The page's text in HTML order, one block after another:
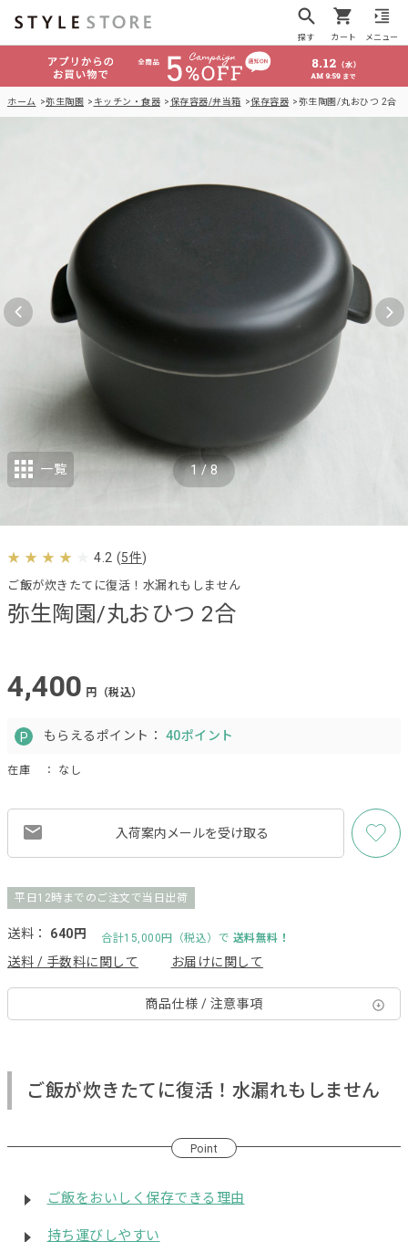
探す カート メニュー
ホーム 弥生陶園 キッチン・食器 保存容器/弁当箱 保存容器 弥生陶園/丸おひつ 2合
弥生陶園/丸おひつ 2合
ご飯が炊きたてに復活！水漏れもしません
4.2 (5件)
4,400 円（税込）
もらえるポイント： 40ポイント
在庫 ： なし
入荷案内メールを受け取る
平日12時までのご注文で当日出荷
送料： 640円 合計15,000円（税込）で 送料無料！
送料 / 手数料に関して お届けに関して
商品仕様 / 注意事項
1/8
一覧
ご飯が炊きたてに復活！水漏れもしません
Point
ご飯をおいしく保存できる理由
持ち運びしやすい